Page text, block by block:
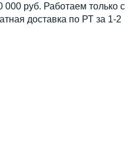
руб. Работаем только с
доставка по РТ за 1-2